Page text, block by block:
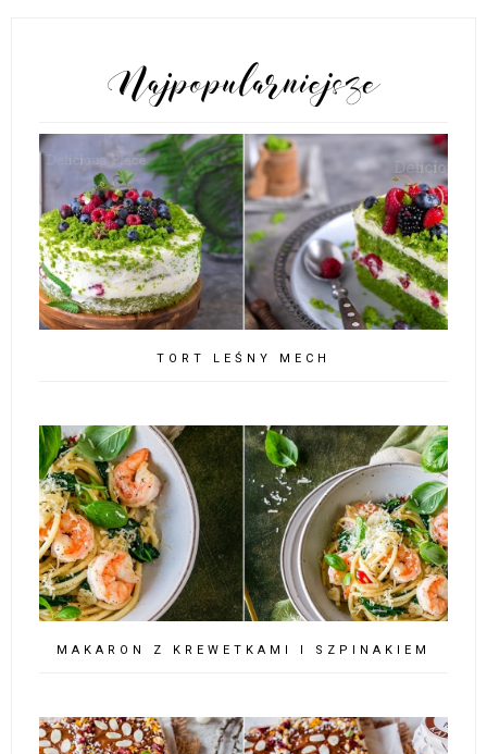
POPULARNE POSTY
TORT LEŚNY MECH
MAKARON Z KREWETKAMI I SZPINAKIEM